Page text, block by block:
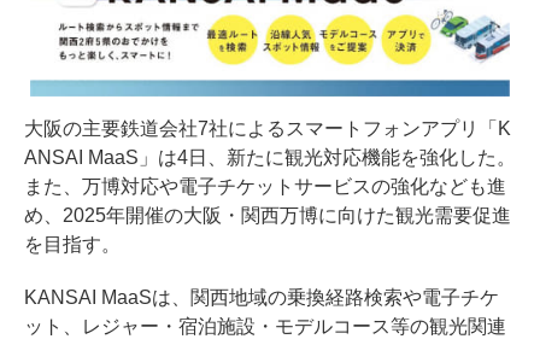
大阪の主要鉄道会社7社によるスマートフォンアプリ「K
ANSAI MaaS」は4日、新たに観光対応機能を強化した。
また、万博対応や電子チケットサービスの強化なども進
め、2025年開催の大阪・関西万博に向けた観光需要促進
を目指す。
KANSAI MaaSは、関西地域の乗換経路検索や電子チケ
ット、レジャー・宿泊施設・モデルコース等の観光関連